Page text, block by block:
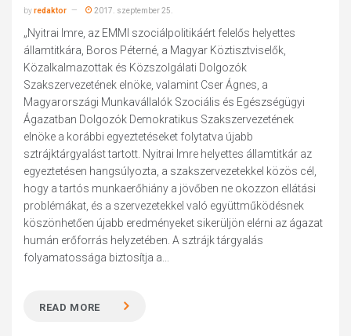
byredaktor 2017. szeptember 25.
„Nyitrai Imre, az EMMI szociálpolitikáért felelős helyettes
államtitkára, Boros Péterné, a Magyar Köztisztviselők,
Közalkalmazottak és Közszolgálati Dolgozók
Szakszervezetének elnöke, valamint Cser Ágnes, a
Magyarországi Munkavállalók Szociális és Egészségügyi
Ágazatban Dolgozók Demokratikus Szakszervezetének
elnöke a korábbi egyeztetéseket folytatva újabb
sztrájktárgyalást tartott. Nyitrai Imre helyettes államtitkár az
egyeztetésen hangsúlyozta, a szakszervezetekkel közös cél,
hogy a tartós munkaerőhiány a jövőben ne okozzon ellátási
problémákat, és a szervezetekkel való együttműködésnek
köszönhetően újabb eredményeket sikerüljön elérni az ágazat
humán erőforrás helyzetében. A sztrájk tárgyalás
folyamatossága biztosítja a...
READ MORE